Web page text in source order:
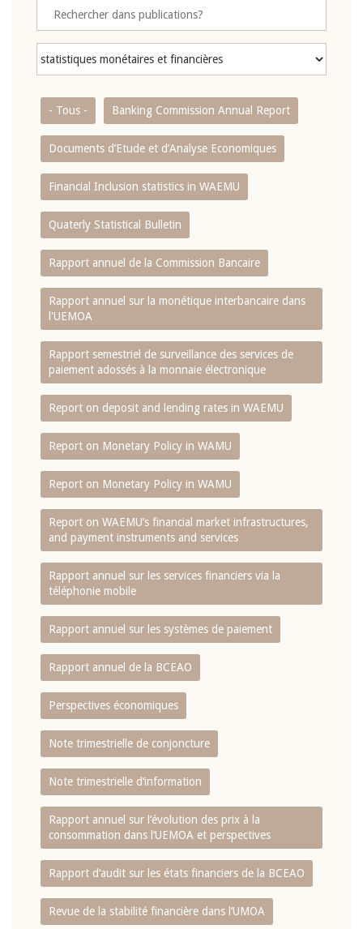
- Tous - Banking Commission Annual Report
Documents d’Etude et d’Analyse Economiques
Financial Inclusion statistics in WAEMU
Quaterly Statistical Bulletin
Rapport annuel de la Commission Bancaire
Rapport annuel sur la monétique interbancaire dans
l'UEMOA
Rapport semestriel de surveillance des services de
paiement adossés à la monnaie électronique
Report on deposit and lending rates in WAEMU
Report on Monetary Policy in WAMU
Report on Monetary Policy in WAMU
Report on WAEMU’s financial market infrastructures,
and payment instruments and services
Rapport annuel sur les services financiers via la
téléphonie mobile
Rapport annuel sur les systèmes de paiement
Rapport annuel de la BCEAO
Perspectives économiques
Note trimestrielle de conjoncture
Note trimestrielle d‘information
Rapport annuel sur l‘évolution des prix à la
consommation dans l‘UEMOA et perspectives
Rapport d‘audit sur les états financiers de la BCEAO
Revue de la stabilité financière dans l‘UMOA